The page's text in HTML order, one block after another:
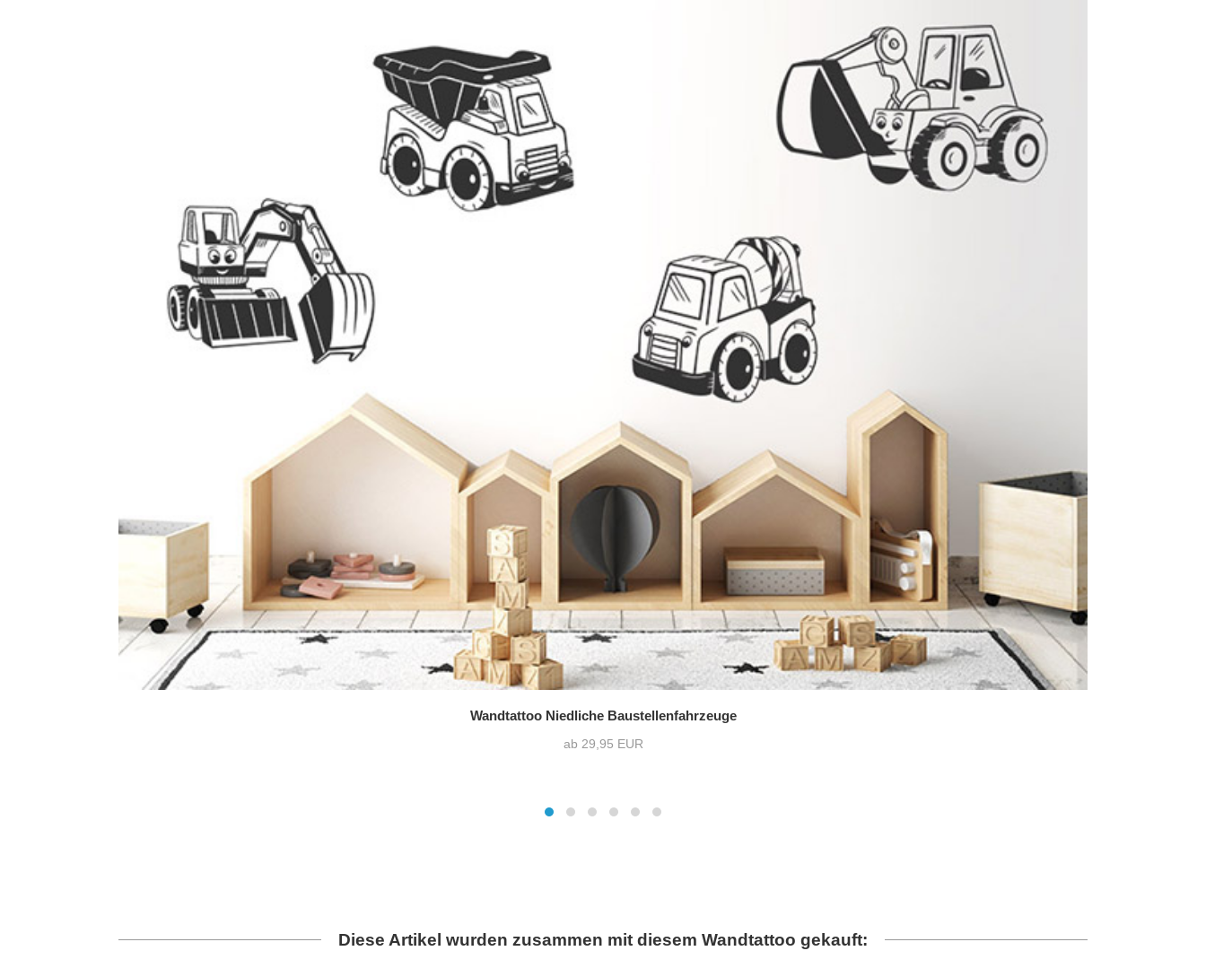
Wandtattoo Niedliche Baustellenfahrzeuge
ab 29,95 EUR
Diese Artikel wurden zusammen mit diesem Wandtattoo gekauft: